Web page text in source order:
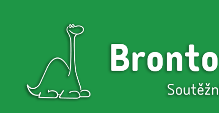
Brontosaurus
Brontosaurus